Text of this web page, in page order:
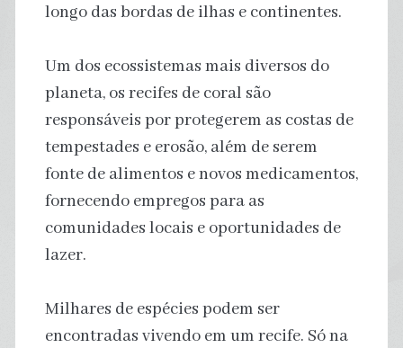
longo das bordas de ilhas e continentes.
Um dos ecossistemas mais diversos do
planeta, os recifes de coral são
responsáveis por protegerem as costas de
tempestades e erosão, além de serem
fonte de alimentos e novos medicamentos,
fornecendo empregos para as
comunidades locais e oportunidades de
lazer.
Milhares de espécies podem ser
encontradas vivendo em um recife. Só na